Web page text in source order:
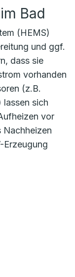
Bad
(HEMS)
und ggf.
dass sie
vorhanden
(z.B.
lassen sich
vor
Nachheizen
Erzeugung